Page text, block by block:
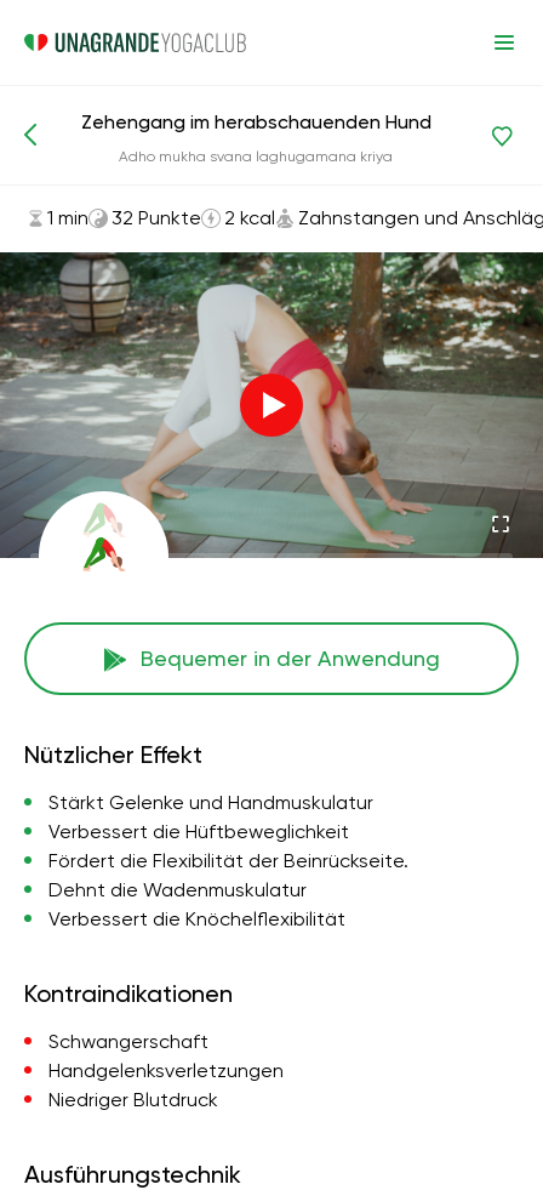
Asanas und Übungen Zahnstangen und Anschläge
Zehengang im herabschauenden Hund
Adho mukha svana laghugamana kriya
1 min 32 Punkte 2 kcal Zahnstangen und
Bequemer in der Anwendung
Nützlicher Effekt
Stärkt Gelenke und Handmuskulatur
Verbessert die Hüftbeweglichkeit
Fördert die Flexibilität der Beinrückseite.
Dehnt die Wadenmuskulatur
Verbessert die Knöchelflexibilität
Kontraindikationen
Schwangerschaft
Handgelenksverletzungen
Niedriger Blutdruck
Ausführungstechnik